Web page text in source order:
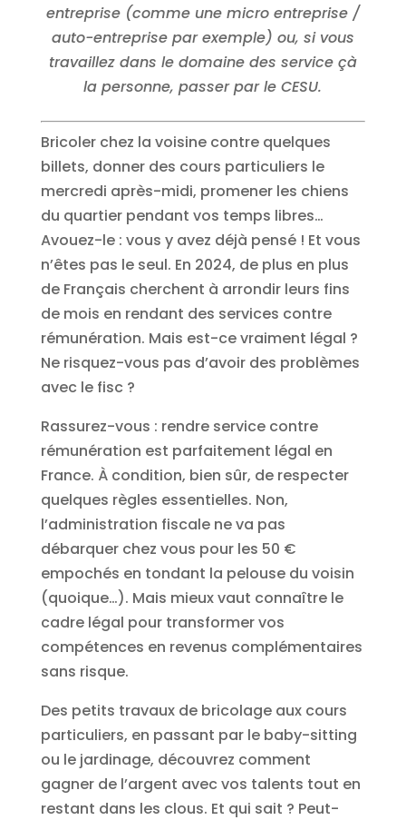
entreprise (comme une micro entreprise /
auto-entreprise par exemple) ou, si vous
travaillez dans le domaine des service çà
la personne, passer par le CESU.
Bricoler chez la voisine contre quelques
billets, donner des cours particuliers le
mercredi après-midi, promener les chiens
du quartier pendant vos temps libres…
Avouez-le : vous y avez déjà pensé ! Et vous
n’êtes pas le seul. En 2024, de plus en plus
de Français cherchent à arrondir leurs fins
de mois en rendant des services contre
rémunération. Mais est-ce vraiment légal ?
Ne risquez-vous pas d’avoir des problèmes
avec le fisc ?
Rassurez-vous : rendre service contre
rémunération est parfaitement légal en
France. À condition, bien sûr, de respecter
quelques règles essentielles. Non,
l’administration fiscale ne va pas
débarquer chez vous pour les 50 €
empochés en tondant la pelouse du voisin
(quoique…). Mais mieux vaut connaître le
cadre légal pour transformer vos
compétences en revenus complémentaires
sans risque.
Des petits travaux de bricolage aux cours
particuliers, en passant par le baby-sitting
ou le jardinage, découvrez comment
gagner de l’argent avec vos talents tout en
restant dans les clous. Et qui sait ? Peut-